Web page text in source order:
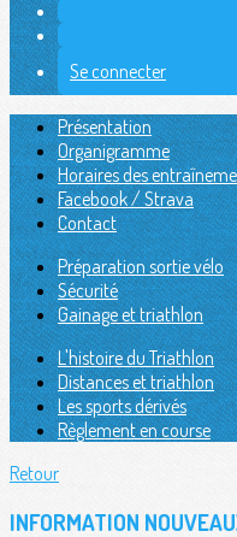
Se connecter
Présentation
Organigramme
Horaires des
Facebook / Strava
Contact
Préparation sortie vélo
Sécurité
Gainage et triathlon
L'histoire du Triathlon
Distances et triathlon
Les sports dérivés
Règlement en course
Retour
INFORMATION